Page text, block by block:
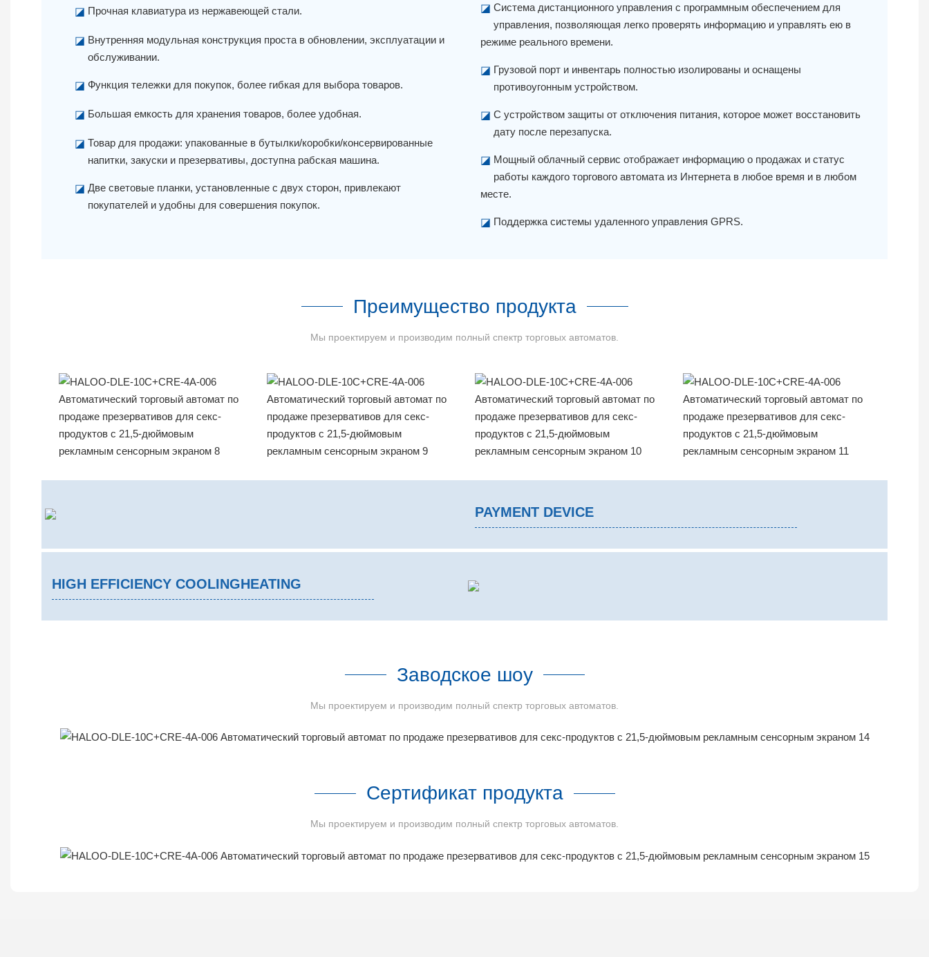
◪ Прочная клавиатура из нержавеющей стали.
◪ Внутренняя модульная конструкция проста в обновлении, эксплуатации и
обслуживании.
◪ Функция тележки для покупок, более гибкая для выбора товаров.
◪ Большая емкость для хранения товаров, более удобная.
◪ Товар для продажи: упакованные в бутылки/коробки/консервированные
напитки, закуски и презервативы, доступна рабская машина.
◪ Две световые планки, установленные с двух сторон, привлекают
покупателей и удобны для совершения покупок.
◪ Система дистанционного управления с программным обеспечением для
управления, позволяющая легко проверять информацию и управлять ею в
режиме реального времени.
◪ Грузовой порт и инвентарь полностью изолированы и оснащены
противоугонным устройством.
◪ С устройством защиты от отключения питания, которое может восстановить
дату после перезапуска.
◪ Мощный облачный сервис отображает информацию о продажах и статус
работы каждого торгового автомата из Интернета в любое время и в любом
месте.
◪ Поддержка системы удаленного управления GPRS.
Преимущество продукта
Мы проектируем и производим полный спектр торговых автоматов.
PAYMENT DEVICE
HIGH EFFICIENCY COOLINGHEATING
Заводское шоу
Мы проектируем и производим полный спектр торговых автоматов.
Сертификат продукта
Мы проектируем и производим полный спектр торговых автоматов.